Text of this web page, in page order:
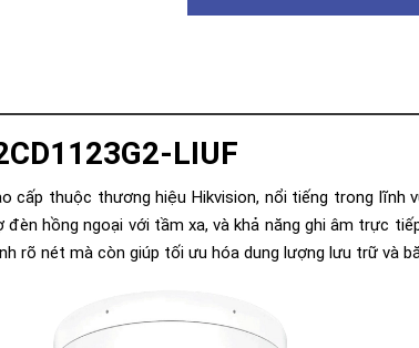
HUAWEI
LIUF
cấp thuộc thương hiệu Hikvision, nổi tiếng trong
hồng ngoại với tầm xa, và khả năng ghi âm trực
rõ nét mà còn giúp tối ưu hóa dung lượng lưu trữ và